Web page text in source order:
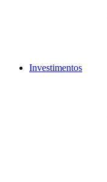
Investimentos